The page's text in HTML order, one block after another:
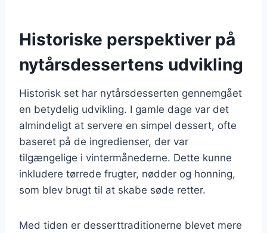
Historiske perspektiver på
nytårsdessertens udvikling
Historisk set har nytårsdesserten gennemgået
en betydelig udvikling. I gamle dage var det
almindeligt at servere en simpel dessert, ofte
baseret på de ingredienser, der var
tilgængelige i vintermånederne. Dette kunne
inkludere tørrede frugter, nødder og honning,
som blev brugt til at skabe søde retter.
Med tiden er desserttraditionerne blevet mere